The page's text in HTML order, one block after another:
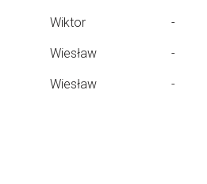
Wiktor -
Wiesław -
Wiesław -